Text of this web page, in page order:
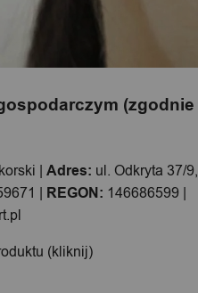
(zgodnie
| Adres: ul. Odkryta 37/9,
| REGON: 146686599 |
(kliknij)